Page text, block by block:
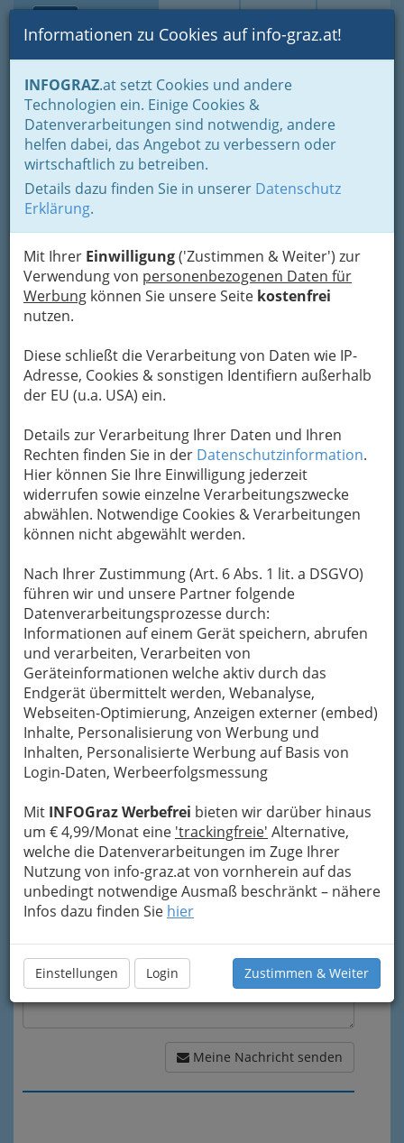
Suche Login Toggle
Informationen zu Cookies auf info-graz.at!
INFOGRAZ.at setzt Cookies und andere
Technologien ein. Einige Cookies &
Datenverarbeitungen sind notwendig, andere
helfen dabei, das Angebot zu verbessern oder
wirtschaftlich zu betreiben.
Details dazu finden Sie in unserer Datenschutz
Erklärung.
Mit Ihrer Einwilligung('Zustimmen & Weiter') zur
Verwendung von personenbezogenen Daten für
Werbung können Sie unsere Seite kostenfrei
nutzen.
Diese schließt die Verarbeitung von Daten wie IP-
Adresse, Cookies & sonstigen Identifiern außerhalb
der EU (u.a. USA) ein.
Details zur Verarbeitung Ihrer Daten und Ihren
Rechten finden Sie in der Datenschutzinformation.
Hier können Sie Ihre Einwilligung jederzeit
widerrufen sowie einzelne Verarbeitungszwecke
abwählen. Notwendige Cookies & Verarbeitungen
können nicht abgewählt werden.
Nach Ihrer Zustimmung (Art. 6 Abs. 1 lit. a DSGVO)
führen wir und unsere Partner folgende
Datenverarbeitungsprozesse durch:
Informationen auf einem Gerät speichern, abrufen
und verarbeiten, Verarbeiten von
Geräteinformationen welche aktiv durch das
Endgerät übermittelt werden, Webanalyse,
Webseiten-Optimierung, Anzeigen externer (embed)
Inhalte, Personalisierung von Werbung und
Inhalten, Personalisierte Werbung auf Basis von
Login-Daten, Werbeerfolgsmessung
Mit INFOGraz Werbefrei bieten wir darüber hinaus
um € 4,99/Monat eine 'trackingfreie' Alternative,
welche die Datenverarbeitungen im Zuge Ihrer
Nutzung von info-graz.at von vornherein auf das
unbedingt notwendige Ausmaß beschränkt – nähere
Infos dazu finden Sie hier
Einstellungen Login Zustimmen & Weiter
Home Branchen
Gewerbe, Handwerk, Banken
Information und Consulting
Technische Büros - Ingenieurbüros
Elektrotechnik
Elektrounternehmen Baltl
Gesellschaft m.b.H.
Körösistraße 10, 8010 Graz
+43 316 683 293
Karte
Adresse mit Google Maps anschauen
Kontaktaufnahme
Um die Info-Graz Firmenvor Spam-Mails zu
bewahren , verwenden wir an dieser Stelle zur
Übermittlung Ihrer Nachricht ein sicheres
Absenden umgehend per Mail an das
Unternehmen Elektrounternehmen Baltl
Gesellschaft m.b.H. weitergeleitet.
Mein Name
Meine Email Adresse
Mein Betreff
Meine Nachricht
Meine Nachricht senden